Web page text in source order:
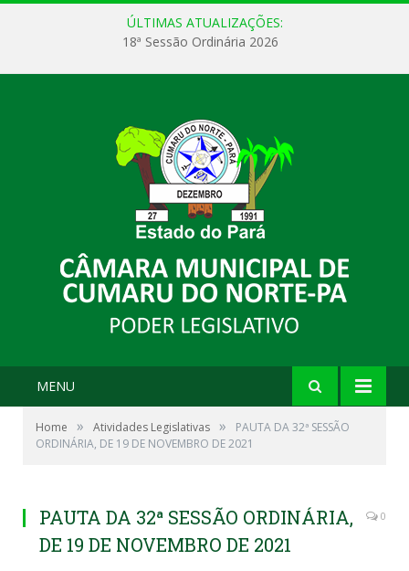
ÚLTIMAS ATUALIZAÇÕES:
18ª Sessão Ordinária 2026
MENU
Home » Atividades Legislativas »
PAUTA DA 32ª SESSÃO
ORDINÁRIA, DE 19 DE NOVEMBRO DE 2021
PAUTA DA 32ª SESSÃO ORDINÁRIA,
DE 19 DE NOVEMBRO DE 2021
0